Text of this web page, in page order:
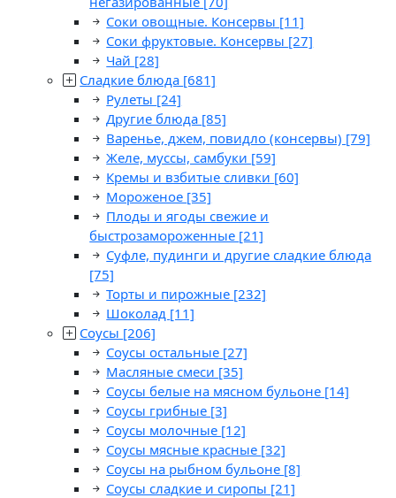
Соки овощные. Консервы [11]
Соки фруктовые. Консервы [27]
Чай [28]
Сладкие блюда [681]
Рулеты [24]
Другие блюда [85]
Варенье, джем, повидло (консервы) [79]
Желе, муссы, самбуки [59]
Кремы и взбитые сливки [60]
Мороженое [35]
Плоды и ягоды свежие и
быстрозамороженные [21]
Суфле, пудинги и другие сладкие блюда
[75]
Торты и пирожные [232]
Шоколад [11]
Соусы [206]
Соусы остальные [27]
Масляные смеси [35]
Соусы белые на мясном бульоне [14]
Соусы грибные [3]
Соусы молочные [12]
Соусы мясные красные [32]
Соусы на рыбном бульоне [8]
Соусы сладкие и сиропы [21]